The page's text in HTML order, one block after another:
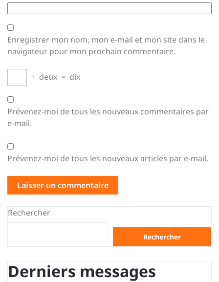
Enregistrer mon nom, mon e-mail et mon site dans le
navigateur pour mon prochain commentaire.
+ deux = dix
Prévenez-moi de tous les nouveaux commentaires par
e-mail.
Prévenez-moi de tous les nouveaux articles par e-mail.
Rechercher
Rechercher
Derniers messages